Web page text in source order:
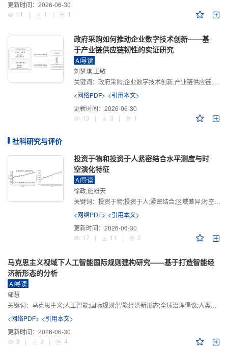
更新时间： 2026-06-30
11
| 1 | 1
政府采购如何推动企业数字技术创新——基
于产业链供应链韧性的实证研究
AI导读
刘梦琪,王敏
关键词： 政府采购;企业数字技术创新;产业链供应链;产业链供应链韧性;需求侧财政政策
<网络PDF> <引用本文>
更新时间： 2026-06-30
13
| 3 | 1
社科研究与评价
投资于物和投资于人紧密结合水平测度与时
空演化特征
AI导读
徐政,施雄天
关键词： 投资于物;投资于人;紧密结合;区域差异;时空演化
<网络PDF> <引用本文>
更新时间： 2026-06-30
17
| 11 | 2
马克思主义视域下人工智能国际规则建构研究——基于打造智能经
济新形态的分析
AI导读
邹慧
关键词： 马克思主义;人工智能;国际规则;智能经济新形态;全球治理倡议;人类命运共同体
<网络PDF> <引用本文>
更新时间： 2026-06-30
9
| 3 | 4